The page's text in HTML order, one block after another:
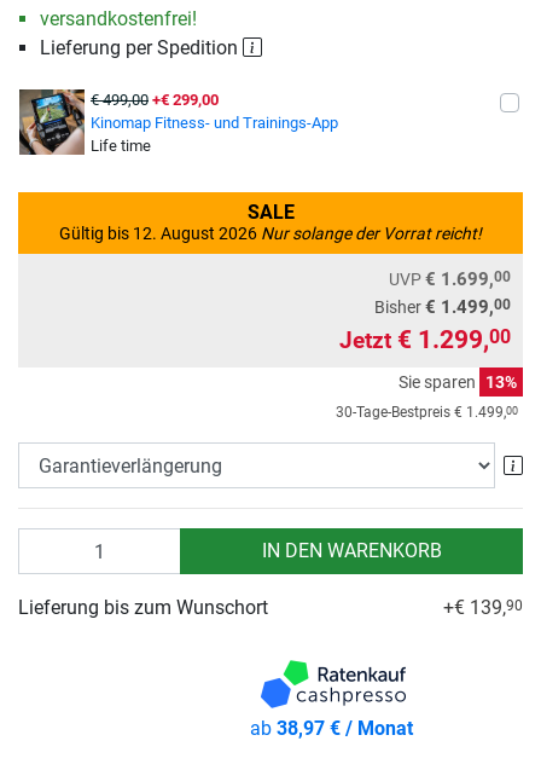
versandkostenfrei!
Lieferung per Spedition
€ 499,00 +€ 299,00
Kinomap Fitness- und Trainings-App
Life time
SALE
Gültig bis 12. August 2026 Nur solange der Vorrat reicht!
UVP€ 1.699,00
Bisher€ 1.499,00
Jetzt € 1.299,00
Sie sparen 13%
30-Tage-Bestpreis € 1.499,00
IN DEN WARENKORB
Lieferung bis zum Wunschort +€ 139,90
ab 38,97 € / Monat